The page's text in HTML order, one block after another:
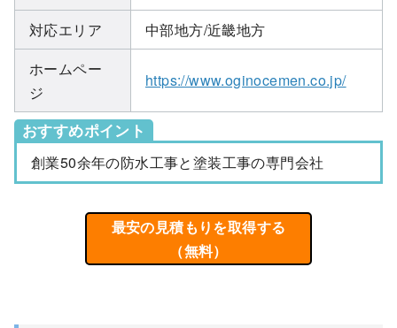
対応エリア
中部地方/近畿地方
ホームペー
ジ
https://www.oginocemen.co.jp/
おすすめポイント
創業50余年の防水工事と塗装工事の専門会社
最安の見積もりを取得する
（無料）